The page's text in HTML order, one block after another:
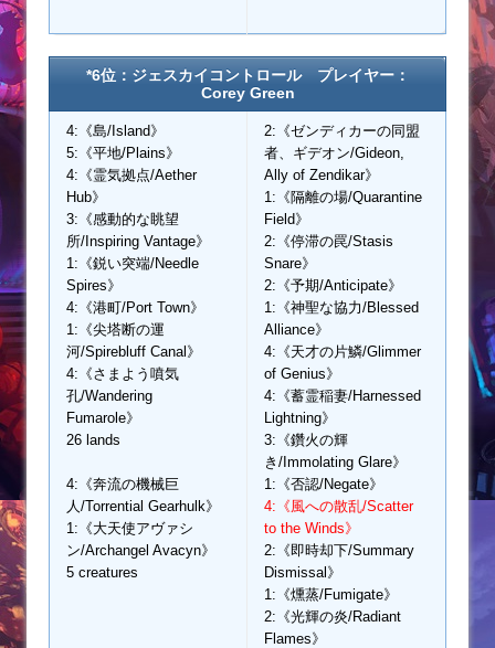
*6位：ジェスカイコントロール プレイヤー：
Corey Green
4:《島/Island》
5:《平地/Plains》
4:《霊気拠点/Aether
Hub》
3:《感動的な眺望
所/Inspiring Vantage》
1:《鋭い突端/Needle
Spires》
4:《港町/Port Town》
1:《尖塔断の運
河/Spirebluff Canal》
4:《さまよう噴気
孔/Wandering
Fumarole》
26 lands
4:《奔流の機械巨
人/Torrential Gearhulk》
1:《大天使アヴァシ
ン/Archangel Avacyn》
5 creatures
2:《ゼンディカーの同盟
者、ギデオン/Gideon,
Ally of Zendikar》
1:《隔離の場/Quarantine
Field》
2:《停滞の罠/Stasis
Snare》
2:《予期/Anticipate》
1:《神聖な協力/Blessed
Alliance》
4:《天才の片鱗/Glimmer
of Genius》
4:《蓄霊稲妻/Harnessed
Lightning》
3:《鑽火の輝
き/Immolating Glare》
1:《否認/Negate》
4:《風への散乱/Scatter
to the Winds》
2:《即時却下/Summary
Dismissal》
1:《燻蒸/Fumigate》
2:《光輝の炎/Radiant
Flames》